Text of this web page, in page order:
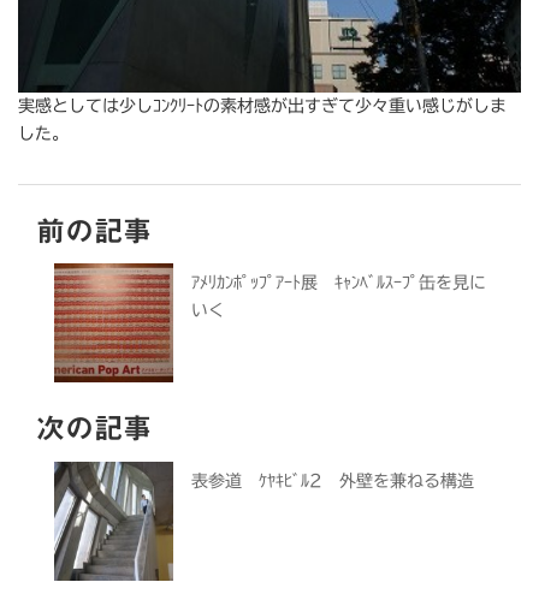
実感としては少しｺﾝｸﾘｰﾄの素材感が出すぎて少々重い感じがしま
した。
前の記事
ｱﾒﾘｶﾝﾎﾟｯﾌﾟｱｰﾄ展 ｷｬﾝﾍﾞﾙｽｰﾌﾟ缶を見に
いく
次の記事
表参道 ｹﾔｷﾋﾞﾙ2 外壁を兼ねる構造